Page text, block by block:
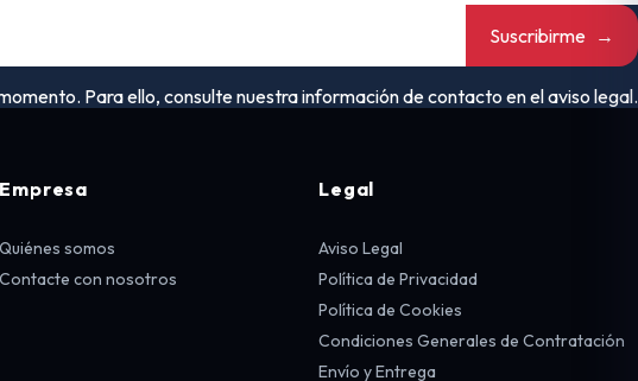
Suscribirme →
Para ello, consulte nuestra información de contacto en el aviso legal.
Empresa
Quiénes somos
Contacte con nosotros
Legal
Aviso Legal
Política de Privacidad
Política de Cookies
Condiciones Generales de Contratación
Envío y Entrega